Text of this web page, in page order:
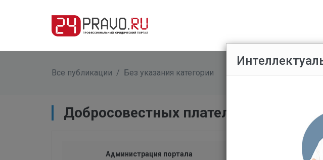
Все публикации / Без указания категории
​Добросовестных плательщиков
Администрация портала